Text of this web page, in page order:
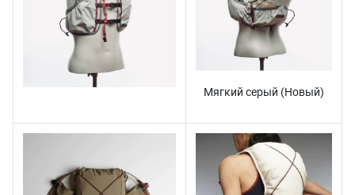
Мягкий серый (Новый)